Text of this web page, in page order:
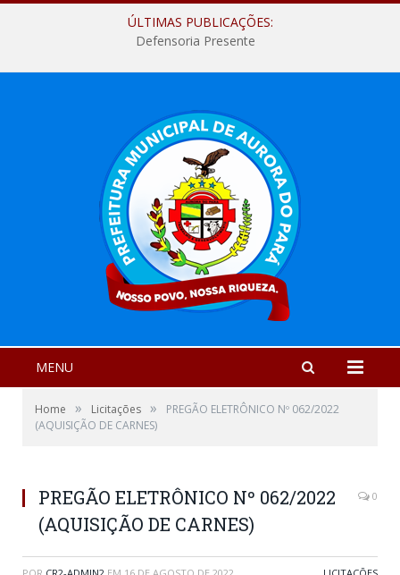
ÚLTIMAS PUBLICAÇÕES:
Defensoria Presente
MENU
Home » Licitações »
PREGÃO ELETRÔNICO Nº 062/2022
(AQUISIÇÃO DE CARNES)
PREGÃO ELETRÔNICO Nº 062/2022
(AQUISIÇÃO DE CARNES)
0